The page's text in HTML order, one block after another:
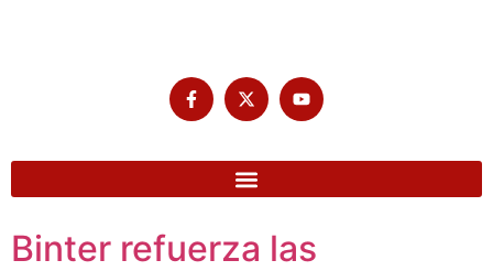
Binter refuerza las